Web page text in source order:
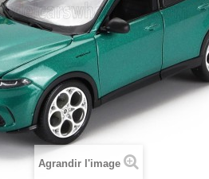
Agrandir l'image